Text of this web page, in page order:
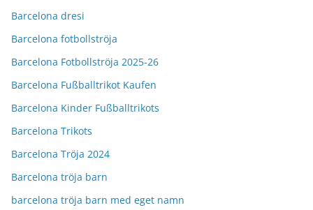
Barcelona dresi
Barcelona fotbollströja
Barcelona Fotbollströja 2025-26
Barcelona Fußballtrikot Kaufen
Barcelona Kinder Fußballtrikots
Barcelona Trikots
Barcelona Tröja 2024
Barcelona tröja barn
barcelona tröja barn med eget namn